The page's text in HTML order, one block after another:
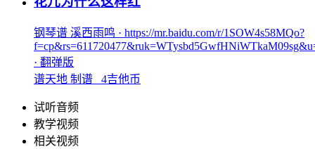
钢琴谱 溪西雨鸣 · https://mr.baidu.com/r/1SOW4s58MQo?
· 翻弹版
谱天地 制谱 4吉他币
试听音频
教学视频
相关视频